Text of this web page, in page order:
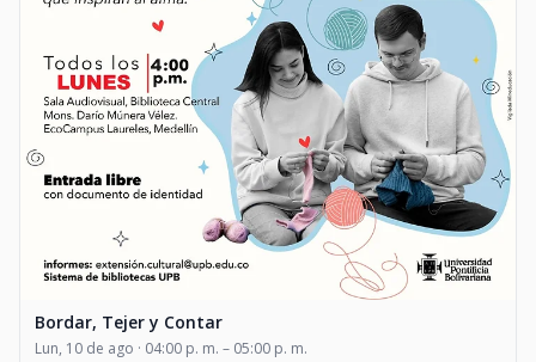
Bordar, Tejer y Contar
Lun, 10 de ago · 04:00 p. m. – 05:00 p. m.